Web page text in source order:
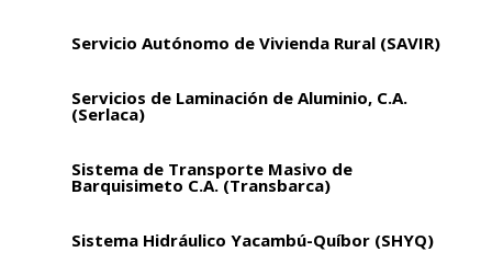
Servicio Autónomo de Vivienda Rural (SAVIR)
Servicios de Laminación de Aluminio, C.A.
(Serlaca)
Sistema de Transporte Masivo de
Barquisimeto C.A. (Transbarca)
Sistema Hidráulico Yacambú-Quíbor (SHYQ)